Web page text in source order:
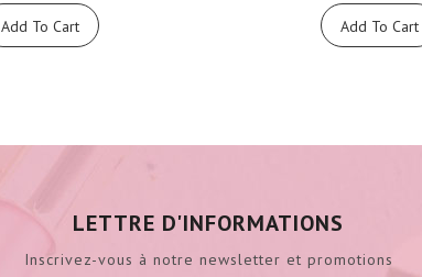
Add To Cart Add To Cart
LETTRE D'INFORMATIONS
Inscrivez-vous à notre newsletter et promotions